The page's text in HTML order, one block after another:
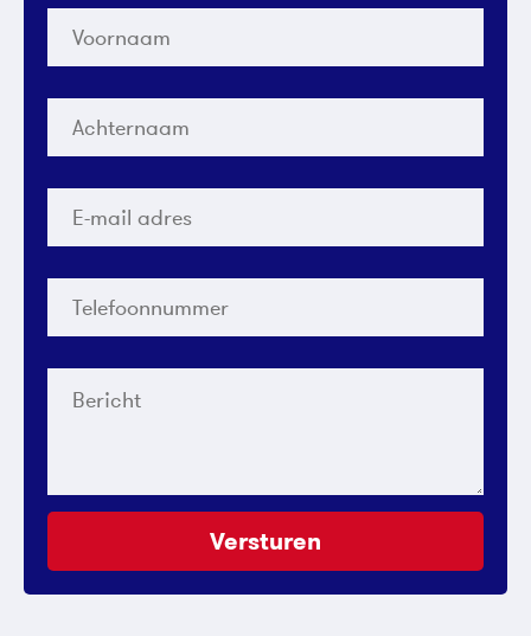
mail
adres
Versturen